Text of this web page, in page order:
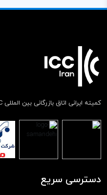
کمیته ایرانی اتاق بازرگانی بین المللی ICC
دسترسی سریع